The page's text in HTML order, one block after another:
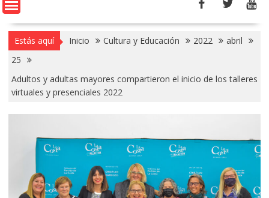
Estás aquí Inicio Cultura y Educación 2022
abril
25
Adultos y adultas mayores compartieron el inicio de los talleres
virtuales y presenciales 2022